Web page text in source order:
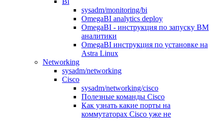
sysadm/monitoring/bi
OmegaBI analytics deploy
OmegaBI - инструкция по запуску ВМ
аналитики
OmegaBI инструкция по установке на
Astra Linux
Networking
sysadm/networking
Cisco
sysadm/networking/cisco
Полезные команды Cisco
Как узнать какие порты на
коммутаторах Cisco уже не